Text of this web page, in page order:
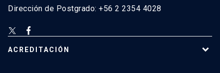
Dirección de Postgrado: +56 2 2354 4028
ACREDITACIÓN